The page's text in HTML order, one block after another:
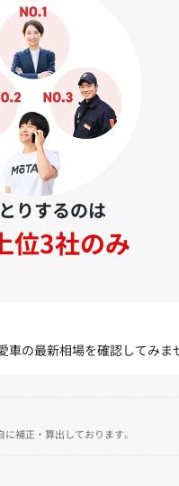
りするのは
位3社のみ
の最新相場を確認してみま
補正・算出しております。